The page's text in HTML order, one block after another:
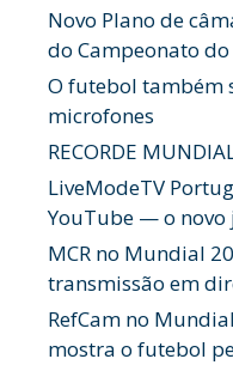
Novo Plano de
do Campeonato
O futebol também
microfones
RECORDE
LiveModeTV
YouTube — o novo
MCR no Mundial
transmissão em
RefCam no
mostra o futebol